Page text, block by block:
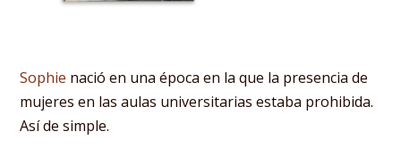
Sophie nació en una época en la que la presencia de
mujeres en las aulas universitarias estaba prohibida.
Así de simple.